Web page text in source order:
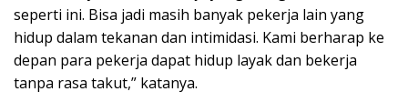
seperti ini. Bisa jadi masih banyak pekerja lain yang
hidup dalam tekanan dan intimidasi. Kami berharap ke
depan para pekerja dapat hidup layak dan bekerja
tanpa rasa takut,” katanya.